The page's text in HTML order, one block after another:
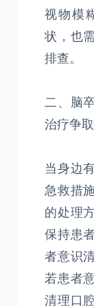
视物模
状，也
排查。
二、脑
治疗争
当身边
急救措
的处理
保持患
者意识
若患者
清理口